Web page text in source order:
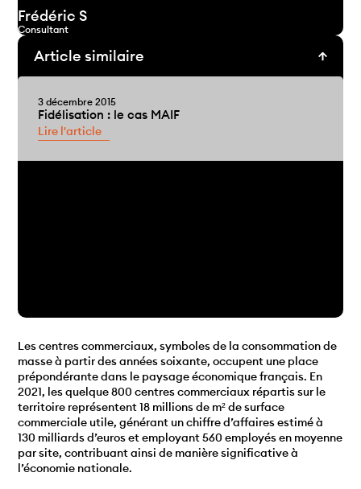
Les centres commerciaux, symboles de la consommation de
masse à partir des années soixante, occupent une place
prépondérante dans le paysage économique français. En
2021, les quelque 800 centres commerciaux répartis sur le
territoire représentent 18 millions de m² de surface
commerciale utile, générant un chiffre d’affaires estimé à
130 milliards d’euros et employant 560 employés en moyenne
par site, contribuant ainsi de manière significative à
l’économie nationale.
Frédéric S
Consultant
Article similaire
3 décembre 2015
Fidélisation : le cas MAIF
Lire l'article